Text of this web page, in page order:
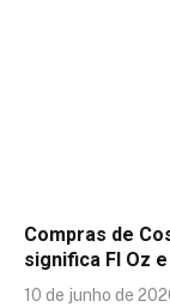
Compras de
significa Fl Oz e
10 de junho de